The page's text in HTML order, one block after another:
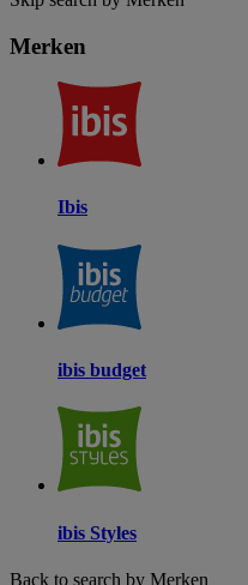
Merken
Ibis
ibis budget
ibis Styles
Back to search by Merken